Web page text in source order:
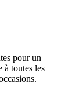
pour un
à toutes les